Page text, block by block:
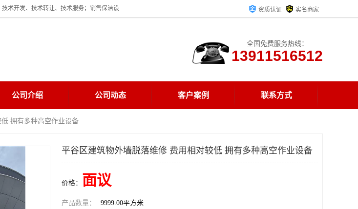
企业的经营范围为:保洁服务；建筑物外墙清洁服务；物业管理；家政服务；城市园林绿化；劳务分包；技术开发、技术转让、技术服务；销售保洁设备、卫生用品、化工产品（不含危险化学品及一类易制毒化学品）、日用品、办公设备、建筑材料、装饰材料；图文设计；清洁服务（不含餐具消毒）；中央空调维修；工程设计；施工总承包；专业承包。 资质认证 实名商家
全国免费服务热线：
13911516512
公司介绍 公司动态 客户案例 联系方式
拥有多种高空作业设备
平谷区建筑物外墙脱落维修 费用相对较低 拥有多种高空作业设备
价格： 面议
产品数量： 9999.00平方米